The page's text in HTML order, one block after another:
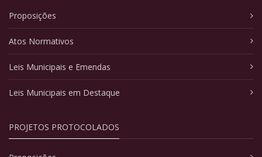
Proposições
Atos Normativos
Leis Municipais e Emendas
Leis Municipais em Destaque
PROJETOS PROTOCOLADOS